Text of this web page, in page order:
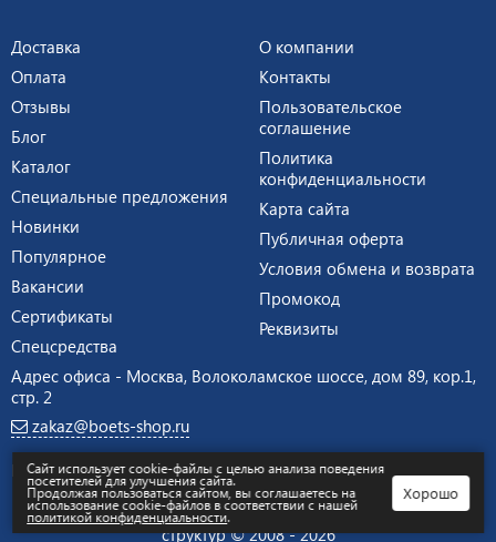
Доставка
Оплата
Отзывы
Блог
Каталог
Специальные предложения
Новинки
Популярное
Вакансии
Сертификаты
Спецсредства
О компании
Контакты
Пользовательское
соглашение
Политика
конфиденциальности
Карта сайта
Публичная оферта
Условия обмена и возврата
Промокод
Реквизиты
Адрес офиса - Москва, Волоколамское шоссе, дом 89, кор.1,
стр. 2
zakaz@boets-shop.ru
Продвижение сайта –Иванов Егор
Интернет-магазин экипировки и оборудования для силовых
структур © 2008 - 2026
Сайт использует cookie-файлы с целью анализа поведения
посетителей для улучшения сайта.
Продолжая пользоваться сайтом, вы соглашаетесь на
использование cookie-файлов в соответствии с нашей
политикой конфиденциальности.
Хорошо